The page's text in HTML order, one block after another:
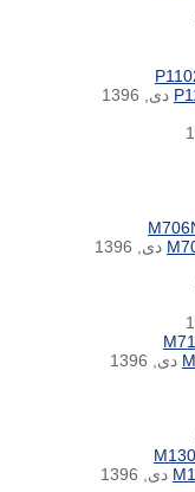
دی, 1396
دی, 1396
دی, 1396
دی, 1396